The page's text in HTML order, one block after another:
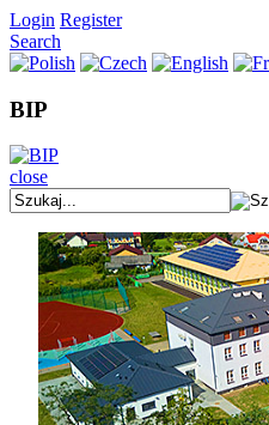
Login Register
Search
BIP
close